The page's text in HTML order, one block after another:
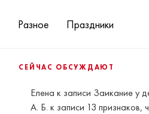
Разное Праздники
СЕЙЧАС ОБСУЖДАЮТ
Елена к записи Заикание у
А. Б. к записи 13 признаков,